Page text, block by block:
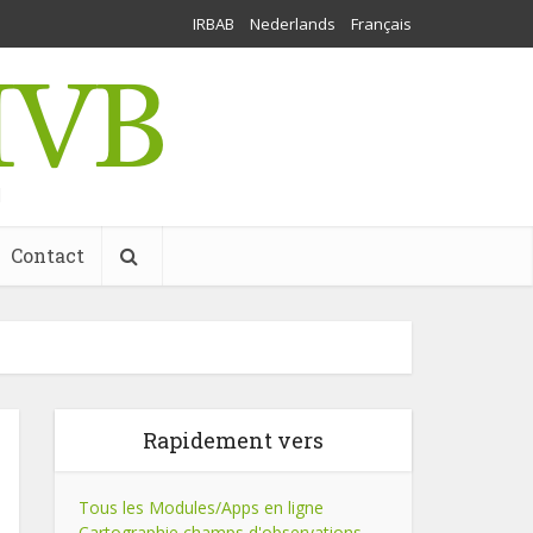
IRBAB Nederlands Français
Contact
Rapidement vers
Tous les Modules/Apps en ligne